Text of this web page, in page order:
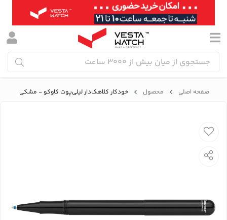
صفحه اصلی محصول خودکار کلاهک‌دار لیلی‌پوت کاوکو - مشکی